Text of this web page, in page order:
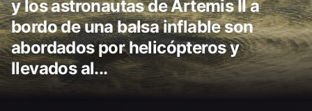
y los astronautas de Artemis II a
bordo de una balsa inflable son
abordados por helicópteros y
llevados al...